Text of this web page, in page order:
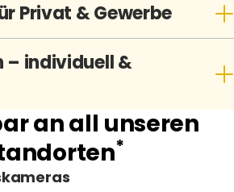
Privat & Gewerbe
– individuell &
an all unseren
*